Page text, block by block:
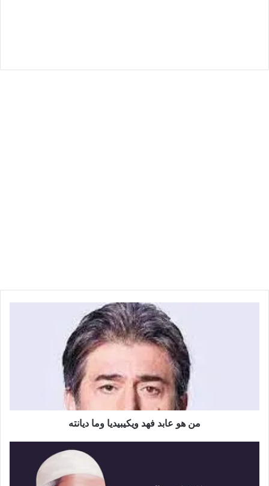
من هو عابد فهد ويكيبيديا وما ديانته